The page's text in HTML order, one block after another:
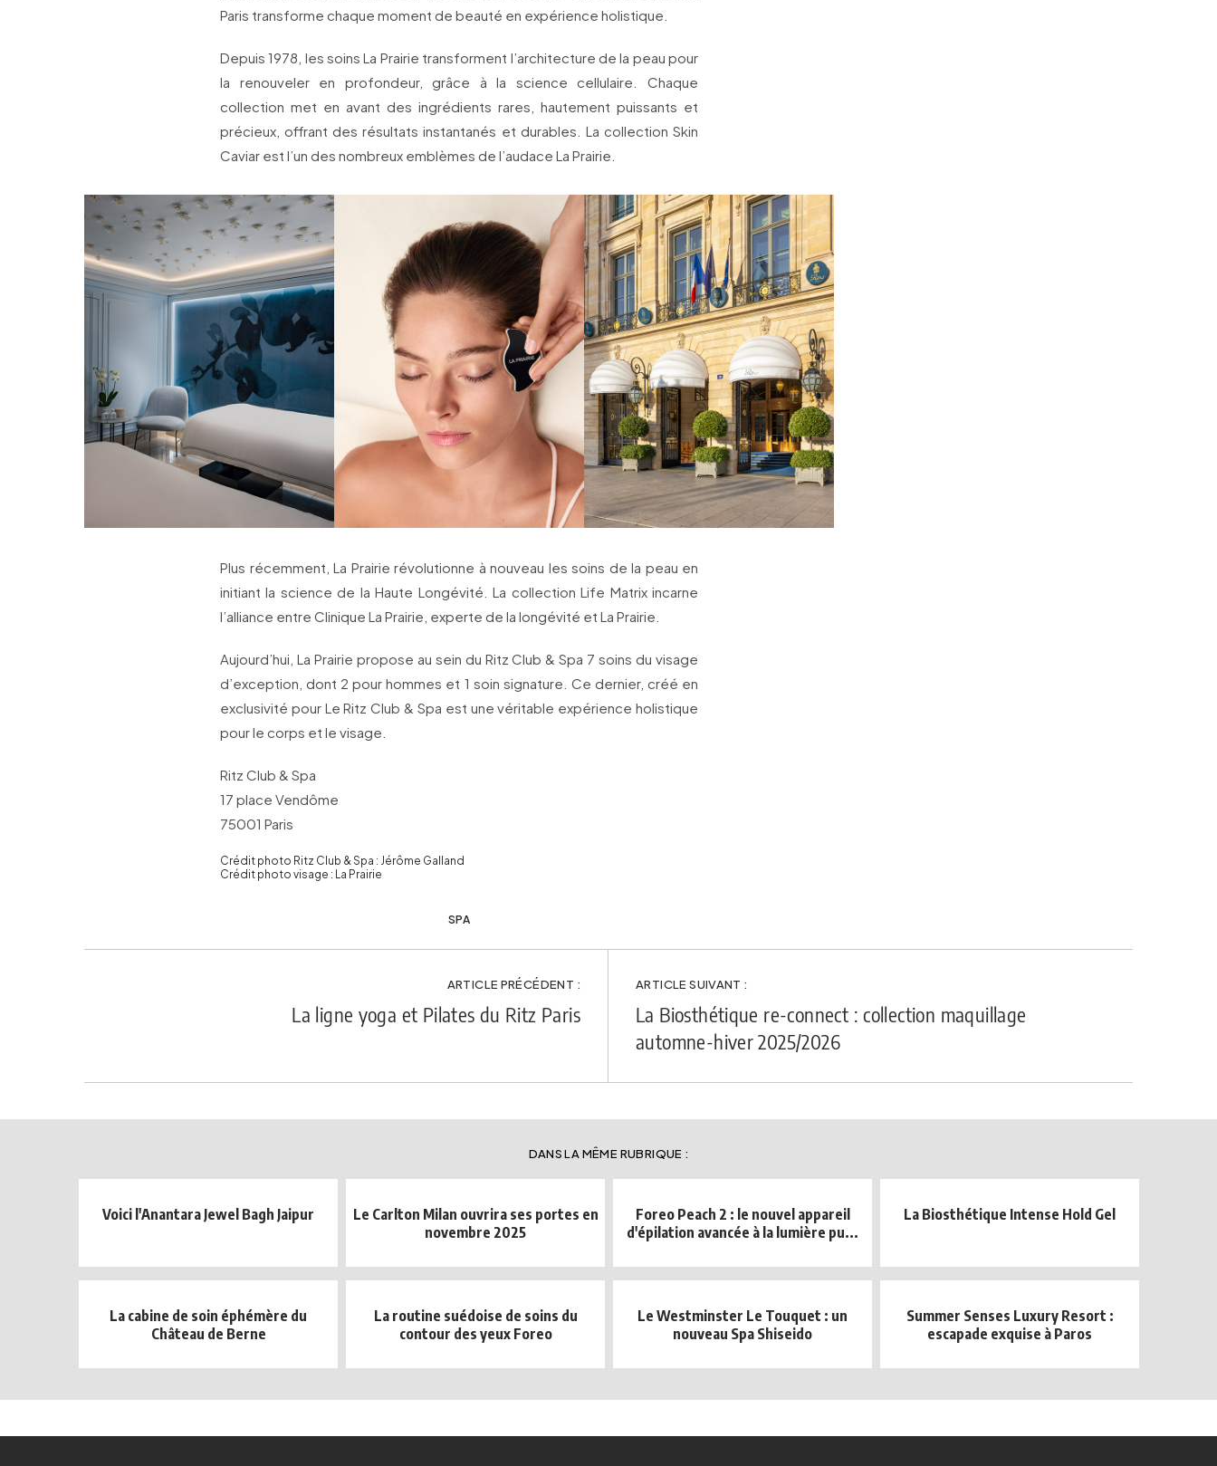
Paris transforme chaque moment de beauté en expérience holistique.
Depuis 1978, les soins La Prairie transforment l’architecture de la peau pour
la renouveler en profondeur, grâce à la science cellulaire. Chaque
collection met en avant des ingrédients rares, hautement puissants et
précieux, offrant des résultats instantanés et durables. La collection Skin
Caviar est l’un des nombreux emblèmes de l’audace La Prairie.
Plus récemment, La Prairie révolutionne à nouveau les soins de la peau en
initiant la science de la Haute Longévité. La collection Life Matrix incarne
l’alliance entre Clinique La Prairie, experte de la longévité et La Prairie.
Aujourd’hui, La Prairie propose au sein du Ritz Club & Spa 7 soins du visage
d’exception, dont 2 pour hommes et 1 soin signature. Ce dernier, créé en
exclusivité pour Le Ritz Club & Spa est une véritable expérience holistique
pour le corps et le visage.
Ritz Club & Spa
17 place Vendôme
75001 Paris
Crédit photo Ritz Club & Spa : Jérôme Galland
Crédit photo visage : La Prairie
SPA
ARTICLE PRÉCÉDENT :
La ligne yoga et Pilates du Ritz Paris
ARTICLE SUIVANT :
La Biosthétique re-connect : collection maquillage
automne-hiver 2025/2026
DANS LA MÊME RUBRIQUE :
Voici l'Anantara Jewel Bagh Jaipur
Le Carlton Milan ouvrira ses portes en
novembre 2025
Foreo Peach 2 : le nouvel appareil
d'épilation avancée à la lumière pu...
La Biosthétique Intense Hold Gel
La cabine de soin éphémère du
Château de Berne
La routine suédoise de soins du
contour des yeux Foreo
Le Westminster Le Touquet : un
nouveau Spa Shiseido
Summer Senses Luxury Resort :
escapade exquise à Paros